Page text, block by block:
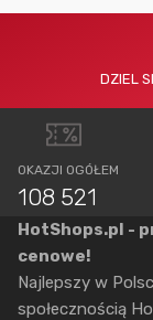
DZIEL
OKAZJI OGÓŁEM
108 521
HotShops.pl -
cenowe!
Najlepszy w
społecznością